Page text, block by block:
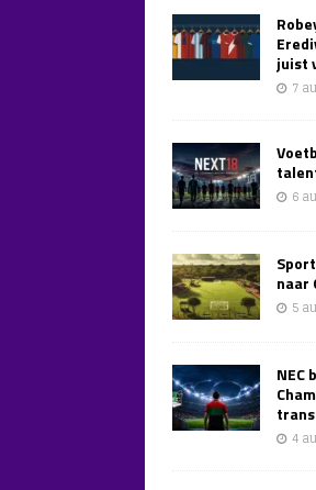
juist
7
6
naar
5
NEC
4